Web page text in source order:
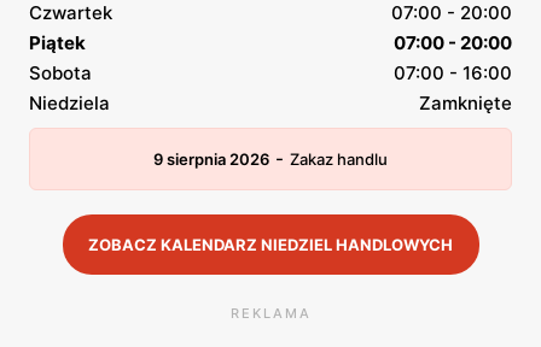
Czwartek
07:00 - 20:00
Piątek
07:00 - 20:00
Sobota
07:00 - 16:00
Niedziela
Zamknięte
9 sierpnia 2026 - Zakaz handlu
ZOBACZ KALENDARZ NIEDZIEL HANDLOWYCH
REKLAMA